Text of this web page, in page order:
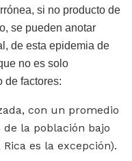
si no producto de
se pueden anotar
de esta epidemia de
no es solo
de factores:
con un promedio
la población bajo
es la excepción).